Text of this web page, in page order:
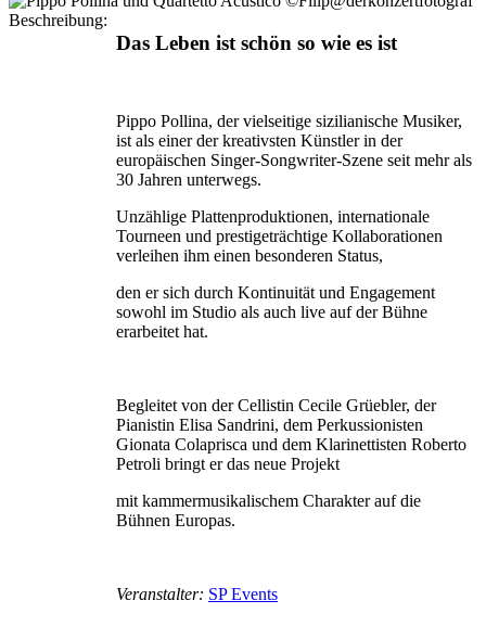
Beschreibung:
Das Leben ist schön so wie es ist
Pippo Pollina, der vielseitige sizilianische Musiker,
ist als einer der kreativsten Künstler in der
europäischen Singer-Songwriter-Szene seit mehr als
30 Jahren unterwegs.
Unzählige Plattenproduktionen, internationale
Tourneen und prestigeträchtige Kollaborationen
verleihen ihm einen besonderen Status,
den er sich durch Kontinuität und Engagement
sowohl im Studio als auch live auf der Bühne
erarbeitet hat.
Begleitet von der Cellistin Cecile Grüebler, der
Pianistin Elisa Sandrini, dem Perkussionisten
Gionata Colaprisca und dem Klarinettisten Roberto
Petroli bringt er das neue Projekt
mit kammermusikalischem Charakter auf die
Bühnen Europas.
Veranstalter: SP Events